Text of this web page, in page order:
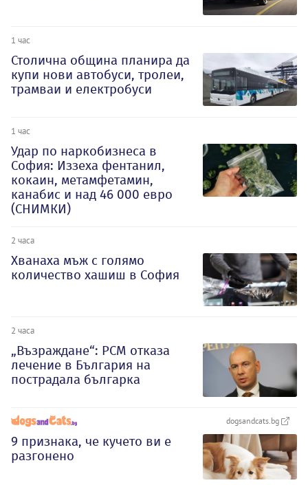
1 час
Столична община планира да
купи нови автобуси, тролеи,
трамваи и електробуси
1 час
Удар по наркобизнеса в
София: Иззеха фентанил,
кокаин, метамфетамин,
канабис и над 46 000 евро
(СНИМКИ)
2 часа
Хванаха мъж с голямо
количество хашиш в София
2 часа
„Възраждане“: РСМ отказа
лечение в България на
пострадала българка
dogsandcats.bg
9 признака, че кучето ви е
разгонено